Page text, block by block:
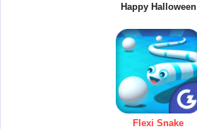
Happy Halloween
Flexi Snake